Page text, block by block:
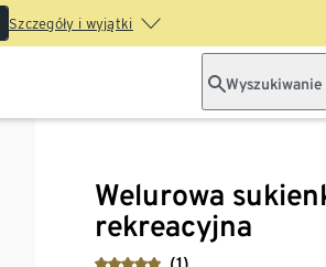
Szczegóły i wyjątki
Wyszukiwanie
Welurowa
rekreacyjna